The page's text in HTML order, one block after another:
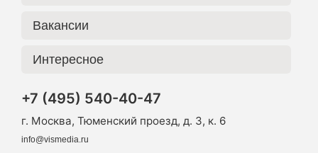
Вакансии
Интересное
+7 (495) 540-40-47
г. Москва, Тюменский проезд, д. 3, к. 6
info@vismedia.ru